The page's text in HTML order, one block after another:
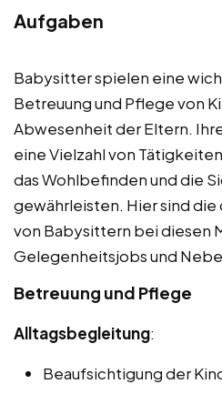
Aufgaben
Babysitter spielen eine
Betreuung und Pflege von
Abwesenheit der Eltern.
eine Vielzahl von
das Wohlbefinden und die
gewährleisten. Hier sind
von Babysittern bei diesen
Gelegenheitsjobs und
Betreuung und Pflege
Alltagsbegleitung:
Beaufsichtigung der